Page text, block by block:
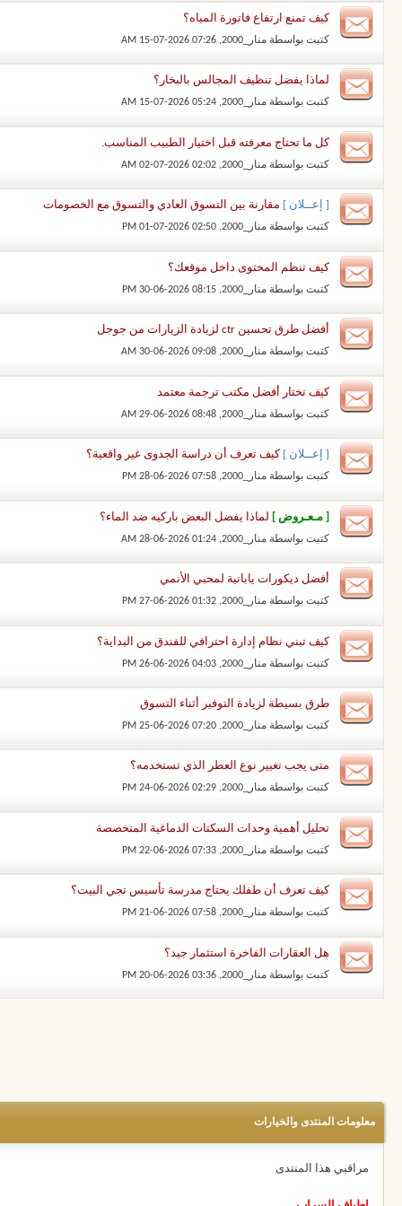
كيف تمنع ارتفاع فاتورة المياه؟
كتبت بواسطة منار_2000 ‏, 15-07-2026 07:26 AM
لماذا يفضل تنظيف المجالس بالبخار؟
كتبت بواسطة منار_2000 ‏, 15-07-2026 05:24 AM
كل ما تحتاج معرفته قبل اختيار الطبيب المناسب.
كتبت بواسطة منار_2000 ‏, 02-07-2026 02:02 AM
[ إعــلان ] مقارنة بين التسوق العادي والتسوق مع الخصومات
كتبت بواسطة منار_2000 ‏, 01-07-2026 02:50 PM
كيف تنظم المحتوى داخل موقعك؟
كتبت بواسطة منار_2000 ‏, 30-06-2026 08:15 PM
أفضل طرق تحسين ctr لزيادة الزيارات من جوجل
كتبت بواسطة منار_2000 ‏, 30-06-2026 09:08 AM
كيف تختار أفضل مكتب ترجمة معتمد
كتبت بواسطة منار_2000 ‏, 29-06-2026 08:48 AM
[ إعــلان ] كيف تعرف أن دراسة الجدوى غير واقعية؟
كتبت بواسطة منار_2000 ‏, 28-06-2026 07:58 PM
[ مـعـروض ] لماذا يفضل البعض باركيه ضد الماء؟
كتبت بواسطة منار_2000 ‏, 28-06-2026 01:24 AM
أفضل ديكورات يابانية لمحبي الأنمي
كتبت بواسطة منار_2000 ‏, 27-06-2026 01:32 PM
كيف تبني نظام إدارة احترافي للفندق من البداية؟
كتبت بواسطة منار_2000 ‏, 26-06-2026 04:03 PM
طرق بسيطة لزيادة التوفير أثناء التسوق
كتبت بواسطة منار_2000 ‏, 25-06-2026 07:20 PM
متى يجب تغيير نوع العطر الذي تستخدمه؟
كتبت بواسطة منار_2000 ‏, 24-06-2026 02:29 PM
تحليل أهمية وحدات السكتات الدماغية المتخصصة
كتبت بواسطة منار_2000 ‏, 22-06-2026 07:33 PM
كيف تعرف أن طفلك يحتاج مدرسة تأسيس تجي البيت؟
كتبت بواسطة منار_2000 ‏, 21-06-2026 07:58 PM
هل العقارات الفاخرة استثمار جيد؟
كتبت بواسطة منار_2000 ‏, 20-06-2026 03:36 PM
معلومات المنتدى والخيارات
مراقبي هذا المنتدى